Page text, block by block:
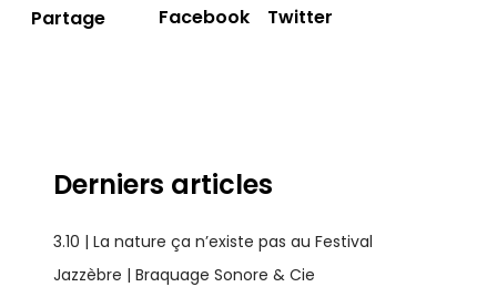
Partage Facebook Twitter
Derniers articles
3.10 | La nature ça n’existe pas au Festival
Jazzèbre | Braquage Sonore & Cie